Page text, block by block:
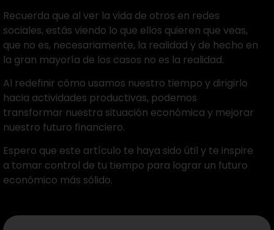
Recuerda que al ver la vida de otros en redes
sociales, estás viendo lo que ellos quieren que veas,
que no es, necesariamente, la realidad y de hecho en
la gran mayoría de los casos no es la realidad.
Al redefinir cómo usamos nuestro tiempo y dirigirlo
hacia actividades productivas, podemos
transformar nuestra situación económica y mejorar
nuestro futuro financiero.
Espero que este artículo te haya sido útil y te inspire
a tomar control de tu tiempo para lograr un futuro
económico más sólido.